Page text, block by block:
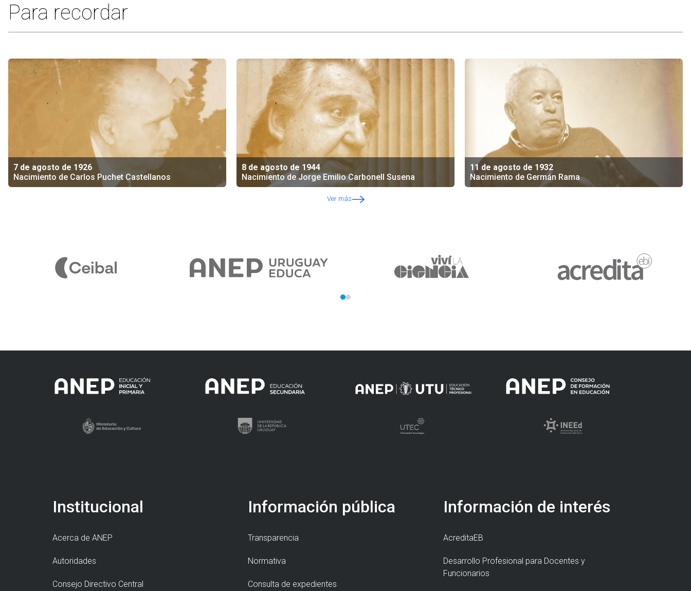
Para recordar
7 de agosto de 1926
Nacimiento de Carlos Puchet Castellanos
8 de agosto de 1944
Nacimiento de Jorge Emilio Carbonell Susena
11 de agosto de 1932
Nacimiento de Germán Rama
Ver más
Institucional
Acerca de ANEP
Autoridades
Consejo Directivo Central
Información pública
Transparencia
Normativa
Consulta de expedientes
Información de interés
AcreditaEB
Desarrollo Profesional para Docentes y
Funcionarios